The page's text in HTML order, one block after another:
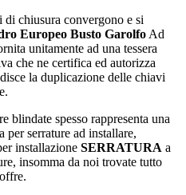
chiusura convergono e si
Europeo Busto Garolfo Ad
unitamente ad una tessera
che ne certifica ed autorizza
la duplicazione delle chiavi
blindate spesso rappresenta una
serrature ad installare,
installazione SERRATURA a
insomma da noi trovate tutto